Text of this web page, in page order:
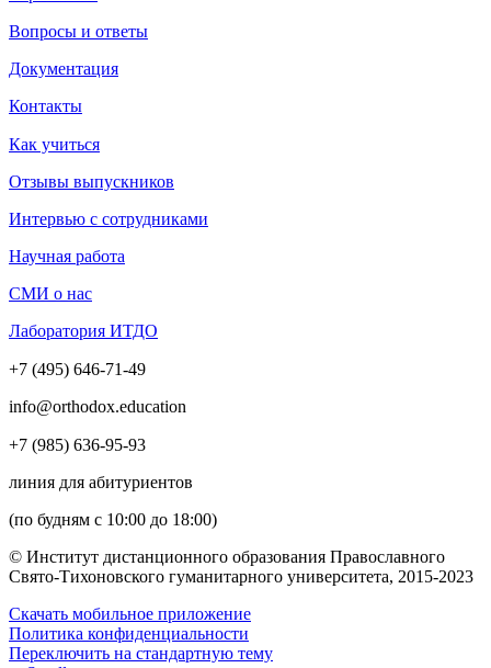
Вопросы и ответы
Документация
Контакты
Как учиться
Отзывы выпускников
Интервью с сотрудниками
Научная работа
СМИ о нас
Лаборатория ИТДО
+7 (495) 646-71-49
info@orthodox.education
+7 (985) 636-95-93
линия для абитуриентов
(по будням с 10:00 до 18:00)
© Институт дистанционного образования Православного
Свято-Тихоновского гуманитарного университета, 2015-2023
Скачать мобильное приложение
Политика конфиденциальности
Переключить на стандартную тему